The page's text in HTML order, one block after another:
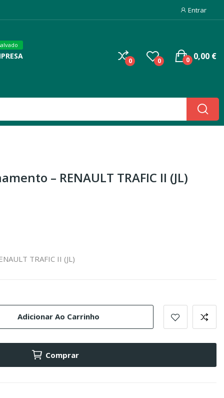
Entrar
0 0 0,00 €
0
– RENAULT TRAFIC II (JL)
TRAFIC II (JL)
Adicionar Ao Carrinho
Comprar